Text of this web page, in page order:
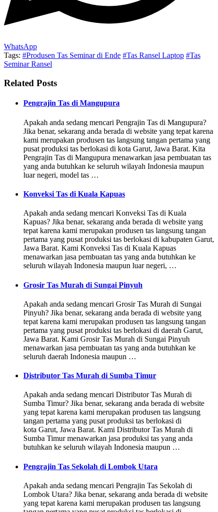
WhatsApp
Tags: #Produsen Tas Seminar di Ende #Tas Ransel Laptop #Tas
Seminar Ransel
Related Posts
Pengrajin Tas di Mangupura
Apakah anda sedang mencari Pengrajin Tas di Mangupura?
Jika benar, sekarang anda berada di website yang tepat karena
kami merupakan produsen tas langsung tangan pertama yang
pusat produksi tas berlokasi di kota Garut, Jawa Barat. Kita
Pengrajin Tas di Mangupura menawarkan jasa pembuatan tas
yang anda butuhkan ke seluruh wilayah Indonesia maupun
luar negeri, model tas …
Konveksi Tas di Kuala Kapuas
Apakah anda sedang mencari Konveksi Tas di Kuala
Kapuas? Jika benar, sekarang anda berada di website yang
tepat karena kami merupakan produsen tas langsung tangan
pertama yang pusat produksi tas berlokasi di kabupaten Garut,
Jawa Barat. Kami Konveksi Tas di Kuala Kapuas
menawarkan jasa pembuatan tas yang anda butuhkan ke
seluruh wilayah Indonesia maupun luar negeri, …
Grosir Tas Murah di Sungai Pinyuh
Apakah anda sedang mencari Grosir Tas Murah di Sungai
Pinyuh? Jika benar, sekarang anda berada di website yang
tepat karena kami merupakan produsen tas langsung tangan
pertama yang pusat produksi tas berlokasi di daerah Garut,
Jawa Barat. Kami Grosir Tas Murah di Sungai Pinyuh
menawarkan jasa pembuatan tas yang anda butuhkan ke
seluruh daerah Indonesia maupun …
Distributor Tas Murah di Sumba Timur
Apakah anda sedang mencari Distributor Tas Murah di
Sumba Timur? Jika benar, sekarang anda berada di website
yang tepat karena kami merupakan produsen tas langsung
tangan pertama yang pusat produksi tas berlokasi di
kota Garut, Jawa Barat. Kami Distributor Tas Murah di
Sumba Timur menawarkan jasa produksi tas yang anda
butuhkan ke seluruh wilayah Indonesia maupun …
Pengrajin Tas Sekolah di Lombok Utara
Apakah anda sedang mencari Pengrajin Tas Sekolah di
Lombok Utara? Jika benar, sekarang anda berada di website
yang tepat karena kami merupakan produsen tas langsung